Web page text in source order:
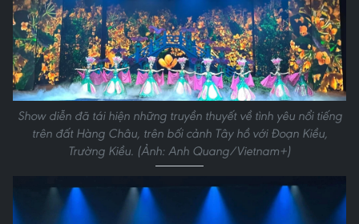
Show diễn đã tái hiện những truyền thuyết về tình yêu nổi tiếng
trên đất Hàng Châu, trên bối cảnh Tây hồ với Đoạn Kiều,
Trường Kiều. (Ảnh: Anh Quang/Vietnam+)